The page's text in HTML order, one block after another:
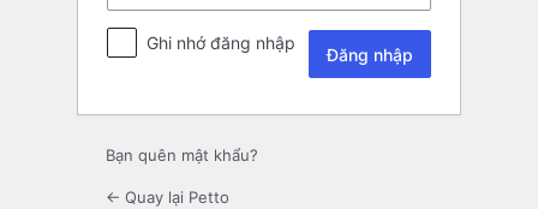
Ghi nhớ đăng nhập
Bạn quên mật khẩu?
← Quay lại Petto